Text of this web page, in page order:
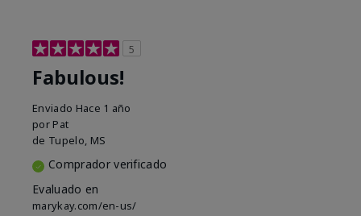
5
Fabulous!
Enviado Hace 1 año
por Pat
de Tupelo, MS
Comprador verificado
Evaluado en
marykay.com/en-us/